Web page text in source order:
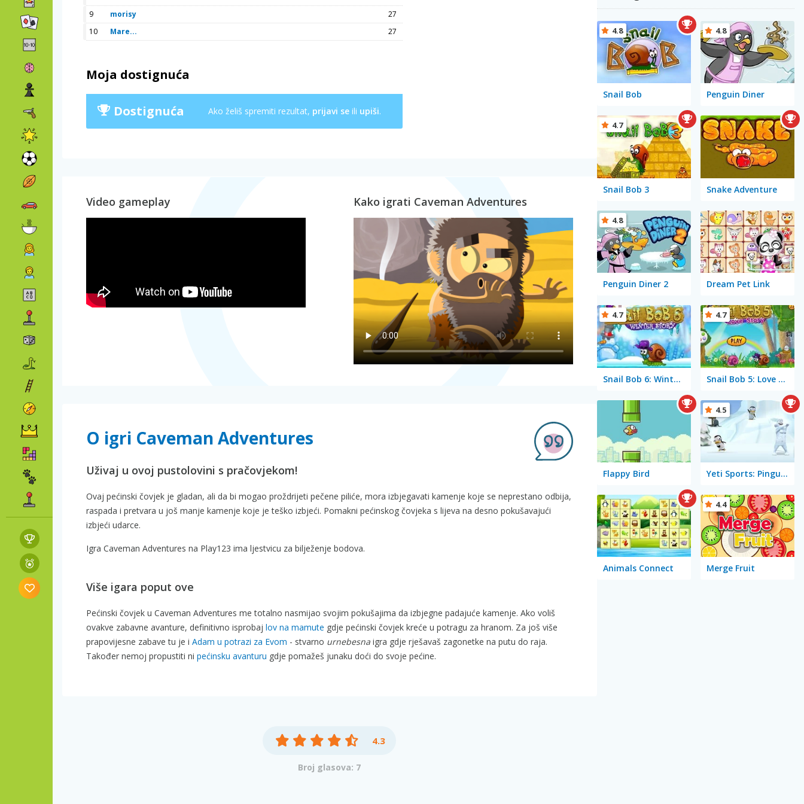
9
morisy
27
10
Mare... 27
Moja dostignuća
Dostignuća Ako želiš spremiti rezultat, prijavi se ili upiši.
Video gameplay Kako igrati Caveman Adventures
O igri Caveman Adventures
Uživaj u ovoj pustolovini s pračovjekom!
Ovaj pećinski čovjek je gladan, ali da bi mogao proždrijeti pečene piliće, mora izbjegavati kamenje koje se neprestano odbija,
raspada i pretvara u još manje kamenje koje je teško izbjeći. Pomakni pećinskog čovjeka s lijeva na desno pokušavajući
izbjeći udarce.
Igra Caveman Adventures na Play123 ima ljestvicu za bilježenje bodova.
Više igara poput ove
Pećinski čovjek u Caveman Adventures me totalno nasmijao svojim pokušajima da izbjegne padajuće kamenje. Ako voliš
ovakve zabavne avanture, definitivno isprobaj lov na mamute gdje pećinski čovjek kreće u potragu za hranom. Za još više
prapovijesne zabave tu je i Adam u potrazi za Evom - stvarno urnebesna igra gdje rješavaš zagonetke na putu do raja.
Također nemoj propustiti ni pećinsku avanturu gdje pomažeš junaku doći do svoje pećine.
4.3
Broj glasova: 7
Snail Bob
4.8
Penguin Diner
4.8
Snail Bob 3
4.7
Snake Adventure
Penguin Diner 2
4.8
Dream Pet Link
Snail Bob 6: Winter Story
4.7
Snail Bob 5: Love Story
4.7
Flappy Bird Yeti Sports: Pingu Throw
4.5
Animals Connect Merge Fruit
4.4